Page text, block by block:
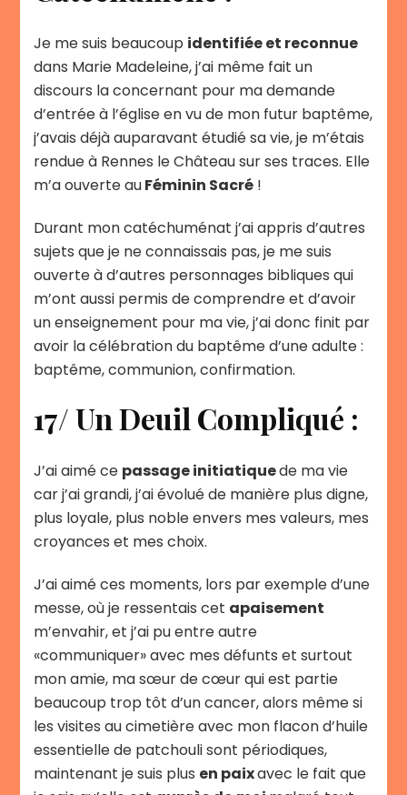
Je me suis beaucoup identifiée et reconnue
dans Marie Madeleine, j’ai même fait un
discours la concernant pour ma demande
d’entrée à l’église en vu de mon futur baptême,
j’avais déjà auparavant étudié sa vie, je m’étais
rendue à Rennes le Château sur ses traces. Elle
m’a ouverte auFéminin Sacré !
Durant mon catéchuménat j’ai appris d’autres
sujets que je ne connaissais pas, je me suis
ouverte à d’autres personnages bibliques qui
m’ont aussi permis de comprendre et d’avoir
un enseignement pour ma vie, j’ai donc finit par
avoir la célébration du baptême d’une adulte :
baptême, communion, confirmation.
17/ Un Deuil Compliqué :
J’ai aimé ce passage initiatiquede ma vie
car j’ai grandi, j’ai évolué de manière plus digne,
plus loyale, plus noble envers mes valeurs, mes
croyances et mes choix.
J’ai aimé ces moments, lors par exemple d’une
messe, où je ressentais cet apaisement
m’envahir, et j’ai pu entre autre
«communiquer» avec mes défunts et surtout
mon amie, ma sœur de cœur qui est partie
beaucoup trop tôt d’un cancer, alors même si
les visites au cimetière avec mon flacon d’huile
essentielle de patchouli sont périodiques,
maintenant je suis plus en paixavec le fait que